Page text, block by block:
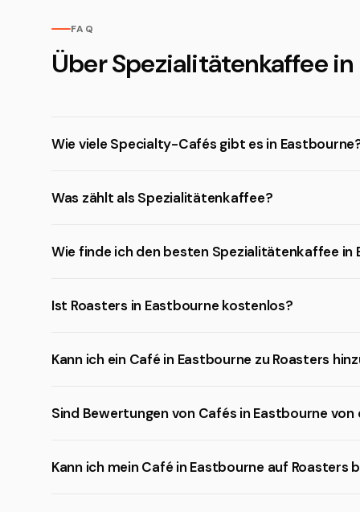
FAQ
Über Spezialitätenkaffee
Wie viele Specialty-Cafés gibt es in
Was zählt als Spezialitätenkaffee?
Wie finde ich den besten Spezialitätenkaffee in
Ist Roasters in Eastbourne kostenlos?
Kann ich ein Café in Eastbourne zu Roasters
Sind Bewertungen von Cafés in Eastbourne
Kann ich mein Café in Eastbourne auf Roasters